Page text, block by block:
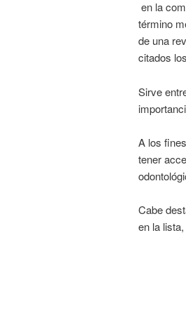
en la
término
de una
citados
Sirve
A los
tener
Cabe
en la